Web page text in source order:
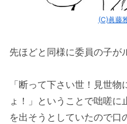
(C)眞藤
先ほどと同様に委員の子が
「断って下さい世！見世
ょ！」ということで咄嗟に
を出そうとしていたので口